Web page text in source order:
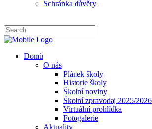
Schránka důvěry
Domů
O nás
Plánek školy
Historie školy
Školní noviny
Školní zpravodaj 2025/2026
Virtuální prohlídka
Fotogalerie
Aktuality